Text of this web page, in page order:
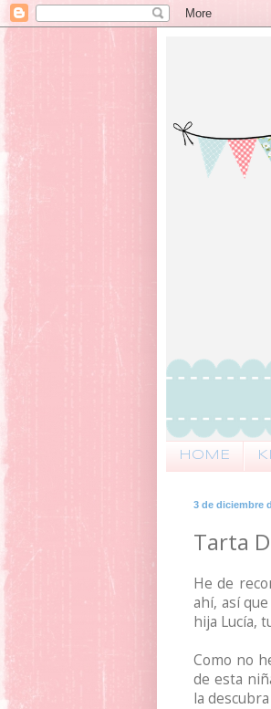
HOME
3 de diciembre
Tarta
He de
ahí, así
hija Lucía,
Como no
de esta
la